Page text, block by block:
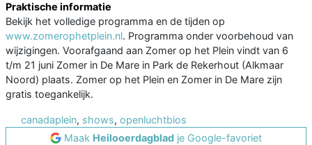
Praktische informatie
Bekijk het volledige programma en de tijden op
www.zomerophetplein.nl. Programma onder voorbehoud van
wijzigingen. Voorafgaand aan Zomer op het Plein vindt van 6
t/m 21 juni Zomer in De Mare in Park de Rekerhout (Alkmaar
Noord) plaats. Zomer op het Plein en Zomer in De Mare zijn
gratis toegankelijk.
canadaplein, shows, openluchtbios
Maak Heilooerdagblad je Google-favoriet